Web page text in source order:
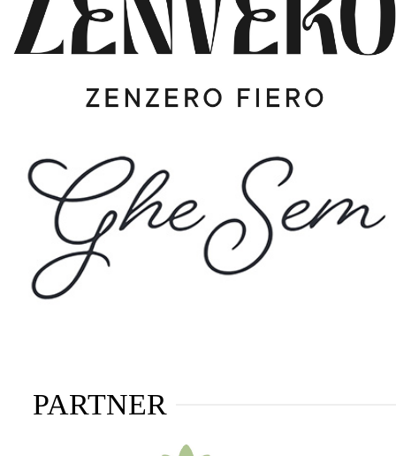
PARTNER